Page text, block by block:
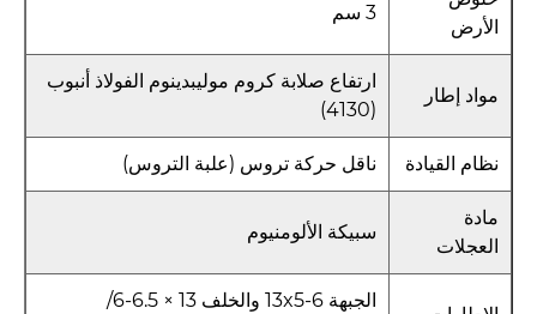
الأرض
3 سم
مواد إطار
ارتفاع صلابة كروم موليبدينوم الفولاذ أنبوب
(4130)
نظام القيادة ناقل حركة تروس (علبة التروس)
مادة
العجلات
سبيكة الألومنيوم
الجبهة 13x5-6 والخلف 13 × 6.5-6/